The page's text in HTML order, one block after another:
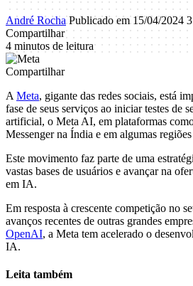
André Rocha Publicado em 15/04/2024
Compartilhar
4 minutos de leitura
Compartilhar
A Meta, gigante das redes sociais, está
fase de seus serviços ao iniciar testes de
artificial, o Meta AI, em plataformas
Messenger na Índia e em algumas
Este movimento faz parte de uma
vastas bases de usuários e avançar na
em IA.
Em resposta à crescente competição no
avanços recentes de outras grandes
OpenAI, a Meta tem acelerado o
IA.
Leita também